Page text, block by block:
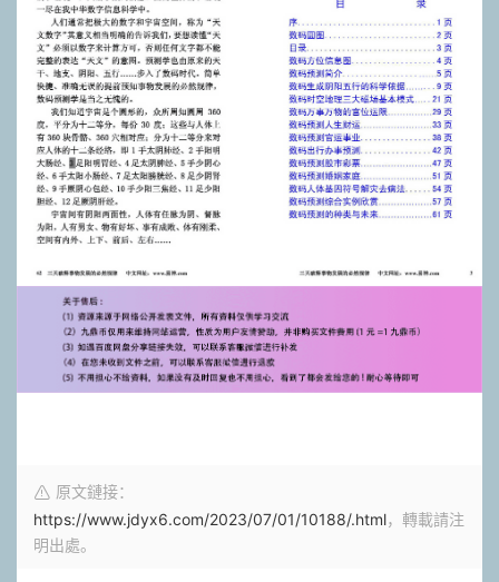
原文鏈接：
https://www.jdyx6.com/2023/07/01/10188/.html，轉載請注
明出處。